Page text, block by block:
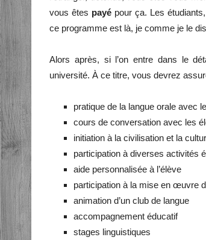
vous êtes payé pour ça. Les
ce programme est là, je comme je le
Alors après, si l’on entre dans le
université. À ce titre, vous devrez
pratique de la langue orale avec
cours de conversation avec les
initiation à la civilisation et la
participation à diverses activités
aide personnalisée à l’élève
participation à la mise en œuvre
animation d’un club de langue
accompagnement éducatif
stages linguistiques